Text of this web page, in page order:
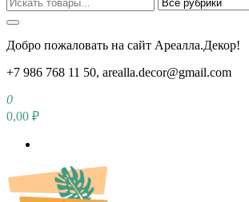
Добро пожаловать на сайт Ареалла.Декор!
+7 986 768 11 50, arealla.decor@gmail.com
0
0,00 ₽